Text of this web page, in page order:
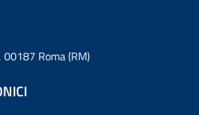
Roma (RM)